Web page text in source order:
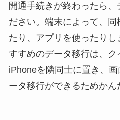
開通手続きが終わったら、
ださい。端末によって、
たり、アプリを使ったり
すすめのデータ移行は、ク
iPhoneを隣同士に置き、
ータ移行ができるためかん